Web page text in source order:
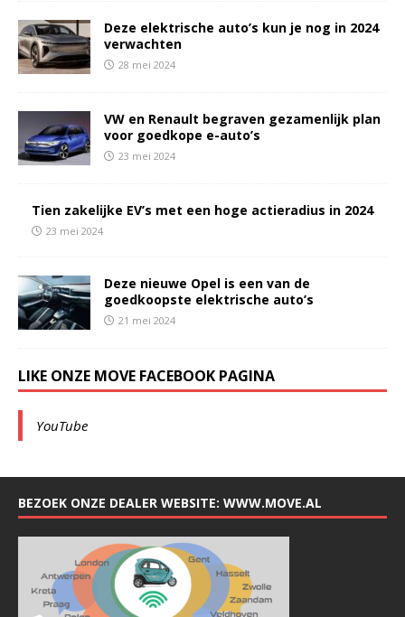
Deze elektrische auto’s kun je nog in 2024
verwachten
28 mei 2024
VW en Renault begraven gezamenlijk plan
voor goedkope e-auto’s
23 mei 2024
Tien zakelijke EV’s met een hoge actieradius in 2024
23 mei 2024
Deze nieuwe Opel is een van de
goedkoopste elektrische auto’s
21 mei 2024
LIKE ONZE MOVE FACEBOOK PAGINA
YouTube
BEZOEK ONZE DEALER WEBSITE: WWW.MOVE.AL